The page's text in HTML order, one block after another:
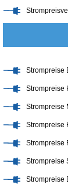
Strompreise
Strompreise
Strompreise
Strompreise
Strompreise
Strompreise
Strompreise